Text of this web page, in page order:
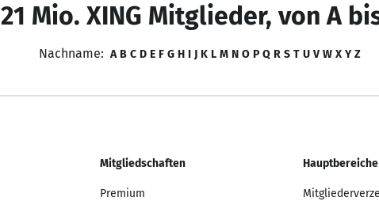
21 Mio. XING Mitglieder, von A
Nachname: A B C D E F G H I J K L M N O P Q R S T U V W X Y Z
Mitgliedschaften
Premium
Hauptbereiche